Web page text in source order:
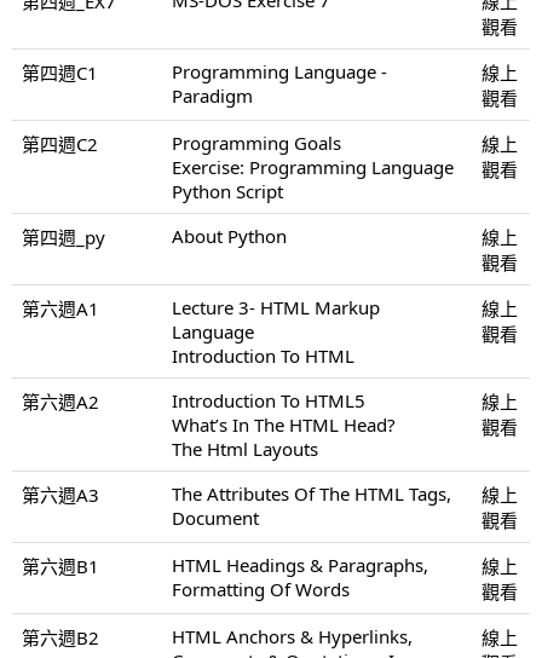
觀看
第四週C1
Programming Language -
Paradigm
線上
觀看
第四週C2
Programming Goals
Exercise: Programming Language
Python Script
線上
觀看
第四週_py About Python
線上
觀看
第六週A1
Lecture 3- HTML Markup
Language
Introduction To HTML
線上
觀看
第六週A2
Introduction To HTML5
What’s In The HTML Head?
The Html Layouts
線上
觀看
第六週A3
The Attributes Of The HTML Tags,
Document
線上
觀看
第六週B1
HTML Headings & Paragraphs,
Formatting Of Words
線上
觀看
第六週B2
HTML Anchors & Hyperlinks,
線上